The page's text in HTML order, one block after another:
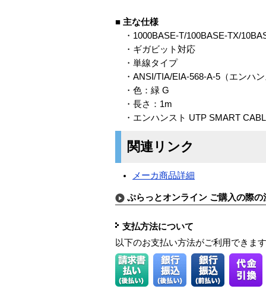
■ 主な仕様
・1000BASE-T/100BASE-TX/
・ギガビット対応
・単線タイプ
・ANSI/TIA/EIA-568-A-5（エンハ
・色：緑 G
・長さ：1m
・エンハンスト UTP SMART
関連リンク
メーカ商品詳細
ぷらっとオンライン ご購入の際の
支払方法について
以下のお支払い方法がご利用できます